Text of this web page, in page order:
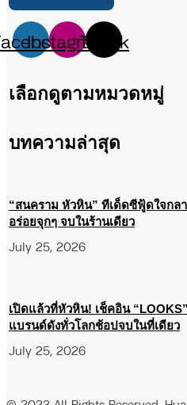
InstagramTiktok
เลือกดูตามหมวดหมู่
บทความล่าสุด
“สนคราม หัวหิน” ทีเด็ดซีฟู้ดใจกล
อร่อยจุกๆ จบในร้านเดียว
July 25, 2026
เปิดแล้วที่หัวหิน! เช็คอิน
แบรนด์ดังทั่วโลกช้อปจบในที่เดียว
July 25, 2026